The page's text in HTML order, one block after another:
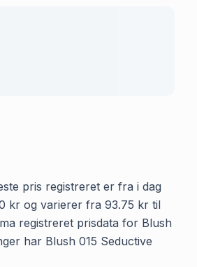
pris registreret er fra i dag
kr og varierer fra 93.75 kr til
registreret prisdata for Blush
har Blush 015 Seductive